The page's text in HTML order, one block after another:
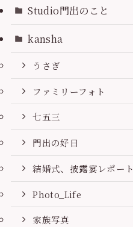
Studio門出のこと
kansha
うさぎ
ファミリーフォト
七五三
門出の好日
結婚式、披露宴レポート
Photo_Life
家族写真